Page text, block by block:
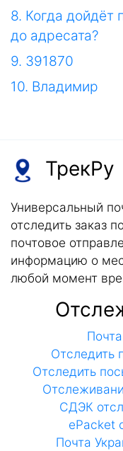
8. Когда дойдёт
до адресата?
9. 391870
10. Владимир
ТрекРу
Универсальный
отследить заказ
почтовое
информацию о
любой момент
Отследить
Отследить
СДЭК
ePacket
Почта